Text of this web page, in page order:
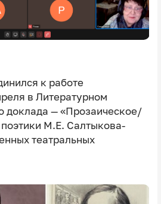
к работе
в Литературном
доклада — «Прозаическое/
М.Е. Салтыкова-
театральных